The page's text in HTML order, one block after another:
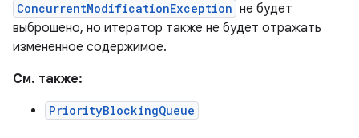
ConcurrentModificationException не будет
выброшено, но итератор также не будет отражать
измененное содержимое.
См. также:
PriorityBlockingQueue